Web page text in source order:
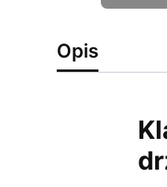
Opis